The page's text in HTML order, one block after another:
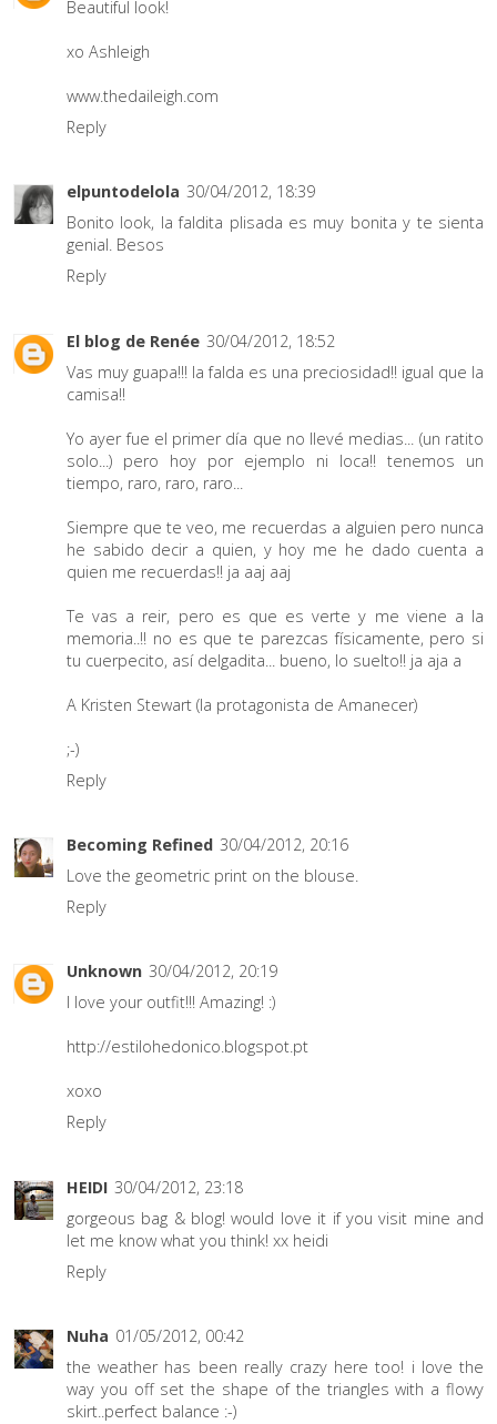
Beautiful look!
xo Ashleigh
www.thedaileigh.com
Reply
elpuntodelola 30/04/2012, 18:39
Bonito look, la faldita plisada es muy bonita y te sienta
genial. Besos
Reply
El blog de Renée 30/04/2012, 18:52
Vas muy guapa!!! la falda es una preciosidad!! igual que la
camisa!!
Yo ayer fue el primer día que no llevé medias... (un ratito
solo...) pero hoy por ejemplo ni loca!! tenemos un
tiempo, raro, raro, raro...
Siempre que te veo, me recuerdas a alguien pero nunca
he sabido decir a quien, y hoy me he dado cuenta a
quien me recuerdas!! ja aaj aaj
Te vas a reir, pero es que es verte y me viene a la
memoria..!! no es que te parezcas físicamente, pero si
tu cuerpecito, así delgadita... bueno, lo suelto!! ja aja a
A Kristen Stewart (la protagonista de Amanecer)
;-)
Reply
Becoming Refined 30/04/2012, 20:16
Love the geometric print on the blouse.
Reply
Unknown 30/04/2012, 20:19
I love your outfit!!! Amazing! :)
http://estilohedonico.blogspot.pt
xoxo
Reply
HEIDI 30/04/2012, 23:18
gorgeous bag & blog! would love it if you visit mine and
let me know what you think! xx heidi
Reply
Nuha 01/05/2012, 00:42
the weather has been really crazy here too! i love the
way you off set the shape of the triangles with a flowy
skirt..perfect balance :-)